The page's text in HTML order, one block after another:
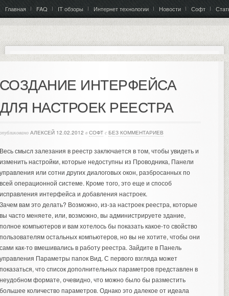
Главная FAQ IT обзоры Интернет технологии Новости Софт
ИНТЕРФЕЙСА
НАСТРОЕК РЕЕСТРА
АЛЕКСЕЙ 12.02.2012 в СОФТ с БЕЗ КОММЕНТАРИЕВ
смысл залезания в реестр заключается в том, чтобы увидеть и
настройки, которые недоступны из Проводника, Панели
или сотни других диалоговых окон, разбросанных по
операционной системе. Кроме того, это еще и способ
интерфейса и добавления настроек.
вам это делать? Возможно, из-за настроек реестра, которые
часто меняете, или, возможно, вы администрируете здание,
компьютеров и вам хотелось бы показать какое-то свойство
остальных компьютеров, но вы не хотите, чтобы они
как-то вмешивались в работу реестра. Зайдите в Панель
Параметры папок Вид. С первого взгляда может
что список дополнительных параметров представлен в
формате, очевидно, что можно было бы разместить
количество параметров. Однако это далекое от идеала